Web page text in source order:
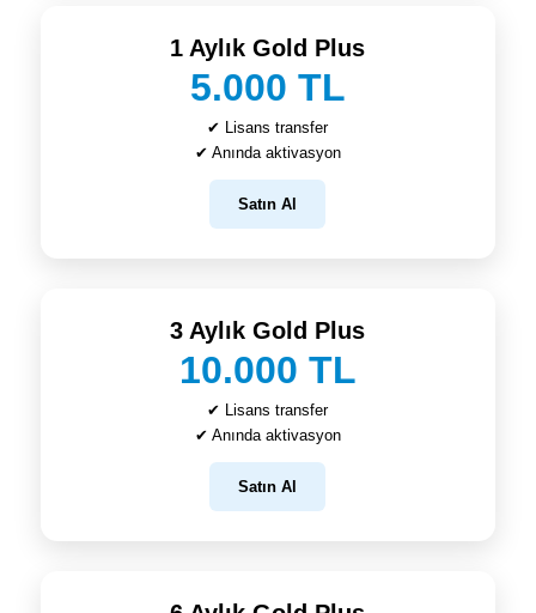
1 Aylık Gold Plus
5.000 TL
✔ Lisans transfer
✔ Anında aktivasyon
Satın Al
3 Aylık Gold Plus
10.000 TL
✔ Lisans transfer
✔ Anında aktivasyon
Satın Al